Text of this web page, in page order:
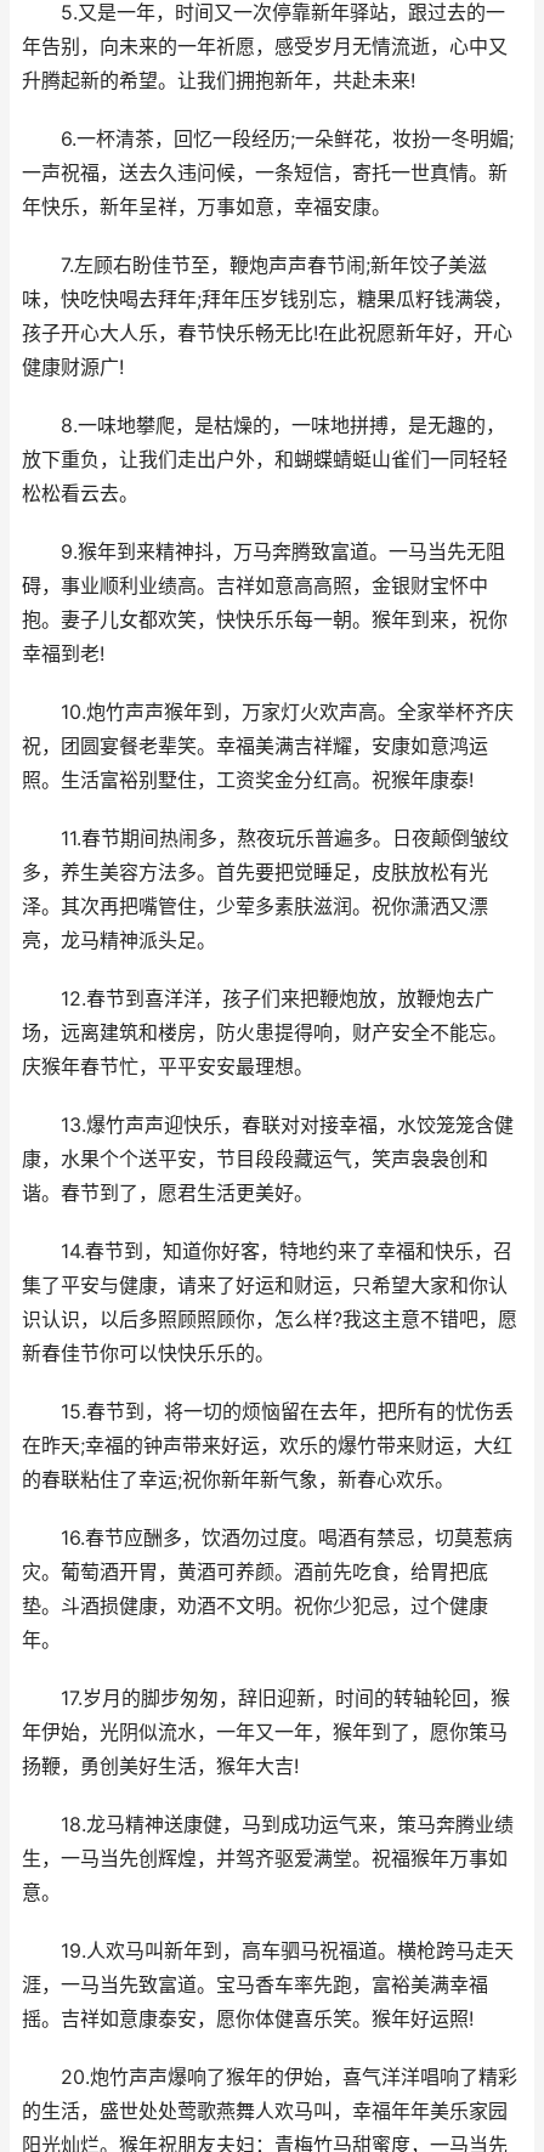
5.又是一年，时间又一次停靠新年驿站，跟过去的一
年告别，向未来的一年祈愿，感受岁月无情流逝，心中又
升腾起新的希望。让我们拥抱新年，共赴未来!
6.一杯清茶，回忆一段经历;一朵鲜花，妆扮一冬明媚;
一声祝福，送去久违问候，一条短信，寄托一世真情。新
年快乐，新年呈祥，万事如意，幸福安康。
7.左顾右盼佳节至，鞭炮声声春节闹;新年饺子美滋
味，快吃快喝去拜年;拜年压岁钱别忘，糖果瓜籽钱满袋，
孩子开心大人乐，春节快乐畅无比!在此祝愿新年好，开心
健康财源广!
8.一味地攀爬，是枯燥的，一味地拼搏，是无趣的，
放下重负，让我们走出户外，和蝴蝶蜻蜓山雀们一同轻轻
松松看云去。
9.猴年到来精神抖，万马奔腾致富道。一马当先无阻
碍，事业顺利业绩高。吉祥如意高高照，金银财宝怀中
抱。妻子儿女都欢笑，快快乐乐每一朝。猴年到来，祝你
幸福到老!
10.炮竹声声猴年到，万家灯火欢声高。全家举杯齐庆
祝，团圆宴餐老辈笑。幸福美满吉祥耀，安康如意鸿运
照。生活富裕别墅住，工资奖金分红高。祝猴年康泰!
11.春节期间热闹多，熬夜玩乐普遍多。日夜颠倒皱纹
多，养生美容方法多。首先要把觉睡足，皮肤放松有光
泽。其次再把嘴管住，少荤多素肤滋润。祝你潇洒又漂
亮，龙马精神派头足。
12.春节到喜洋洋，孩子们来把鞭炮放，放鞭炮去广
场，远离建筑和楼房，防火患提得响，财产安全不能忘。
庆猴年春节忙，平平安安最理想。
13.爆竹声声迎快乐，春联对对接幸福，水饺笼笼含健
康，水果个个送平安，节目段段藏运气，笑声袅袅创和
谐。春节到了，愿君生活更美好。
14.春节到，知道你好客，特地约来了幸福和快乐，召
集了平安与健康，请来了好运和财运，只希望大家和你认
识认识，以后多照顾照顾你，怎么样?我这主意不错吧，愿
新春佳节你可以快快乐乐的。
15.春节到，将一切的烦恼留在去年，把所有的忧伤丢
在昨天;幸福的钟声带来好运，欢乐的爆竹带来财运，大红
的春联粘住了幸运;祝你新年新气象，新春心欢乐。
16.春节应酬多，饮酒勿过度。喝酒有禁忌，切莫惹病
灾。葡萄酒开胃，黄酒可养颜。酒前先吃食，给胃把底
垫。斗酒损健康，劝酒不文明。祝你少犯忌，过个健康
年。
17.岁月的脚步匆匆，辞旧迎新，时间的转轴轮回，猴
年伊始，光阴似流水，一年又一年，猴年到了，愿你策马
扬鞭，勇创美好生活，猴年大吉!
18.龙马精神送康健，马到成功运气来，策马奔腾业绩
生，一马当先创辉煌，并驾齐驱爱满堂。祝福猴年万事如
意。
19.人欢马叫新年到，高车驷马祝福道。横枪跨马走天
涯，一马当先致富道。宝马香车率先跑，富裕美满幸福
摇。吉祥如意康泰安，愿你体健喜乐笑。猴年好运照!
20.炮竹声声爆响了猴年的伊始，喜气洋洋唱响了精彩
的生活，盛世处处莺歌燕舞人欢马叫，幸福年年美乐家园
阳光灿烂。猴年祝朋友夫妇：青梅竹马甜蜜度，一马当先